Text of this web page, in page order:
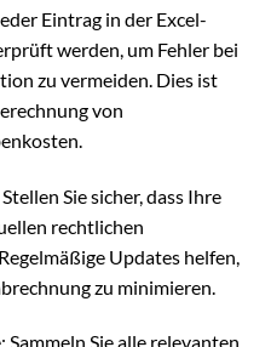
Eintrag in der Excel-
werden, um Fehler bei
zu vermeiden. Dies ist
von
Sie sicher, dass Ihre
rechtlichen
Updates helfen,
zu minimieren.
Sammeln Sie alle relevanten